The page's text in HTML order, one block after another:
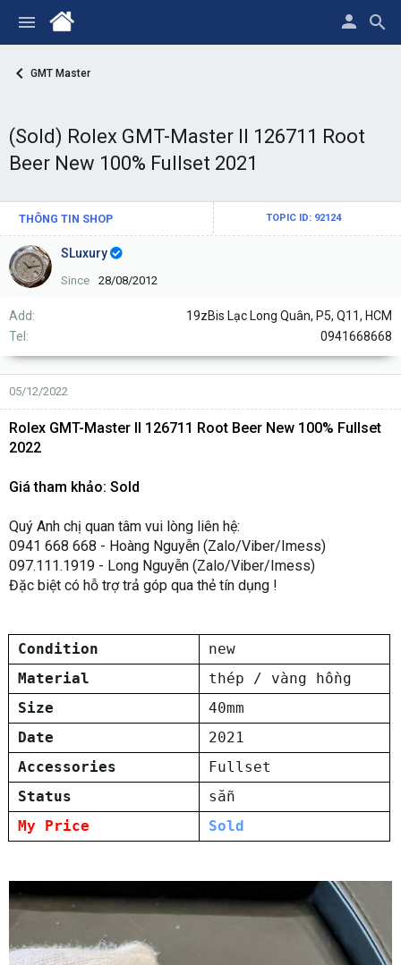
GMT Master
(Sold) Rolex GMT-Master II 126711 Root
Beer New 100% Fullset 2021
THÔNG TIN SHOP TOPIC ID: 92124
SLuxury
Since 28/08/2012
Add
19zBis Lạc Long Quân, P5, Q11, HCM
Tel
0941668668
05/12/2022
Rolex GMT-Master II 126711 Root Beer New 100% Fullset
2022
Giá tham khảo: Sold
Quý Anh chị quan tâm vui lòng liên hệ:
0941 668 668 - Hoàng Nguyễn (Zalo/Viber/Imess)
097.111.1919 - Long Nguyễn (Zalo/Viber/Imess)
Đặc biệt có hỗ trợ trả góp qua thẻ tín dụng !
Condition
new
Material
thép / vàng hồng
Size
40mm
Date
2021
Accessories
Fullset
Status
sẵn
My Price
Sold